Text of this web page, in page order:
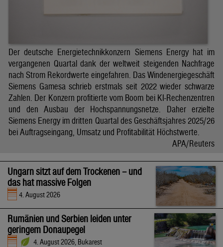
Der deutsche Energietechnikkonzern Siemens Energy hat im
vergangenen Quartal dank der weltweit steigenden Nachfrage
nach Strom Rekordwerte eingefahren. Das Windenergiegeschäft
Siemens Gamesa schrieb erstmals seit 2022 wieder schwarze
Zahlen. Der Konzern profitierte vom Boom bei KI-Rechenzentren
und den Ausbau der Hochspannungsnetze. Daher erzielte
Siemens Energy im dritten Quartal des Geschäftsjahres 2025/26
bei Auftragseingang, Umsatz und Profitabilität Höchstwerte.
APA/Reuters
Ungarn sitzt auf dem Trockenen – und
das hat massive Folgen
4. August 2026
Rumänien und Serbien leiden unter
geringem Donaupegel
4. August 2026, Bukarest